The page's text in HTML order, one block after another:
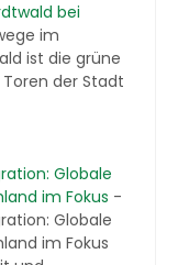
bei
im
ist die grüne
der Stadt
Globale
im Fokus -
Globale
im Fokus